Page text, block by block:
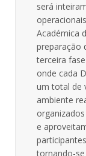
será
Académica
preparação
terceira
onde cada
um total de
ambiente
e
tornando-